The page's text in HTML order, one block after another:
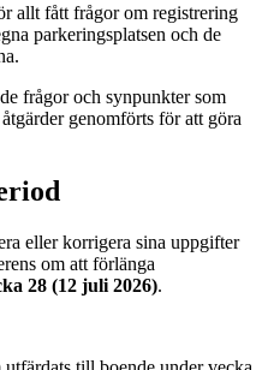
allt fått frågor om registrering
parkeringsplatsen och de
frågor och synpunkter som
genomförts för att göra
eller korrigera sina uppgifter
om att förlänga
28 (12 juli 2026).